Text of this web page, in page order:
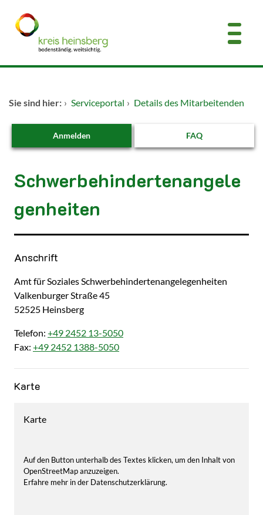
Zum Hauptinhalt springen
Dienstleistungen A-Z
Kontakt
Sie sind hier: › Serviceportal › Details des Mitarbeitenden
FAQ
Anmelden
Schwerbehindertenangele
genheiten
Anschrift
Amt für SozialesSchwerbehindertenangelegenheiten
Valkenburger Straße45
52525 Heinsberg
Telefon: +49 2452 13-5050
Fax: +49 2452 1388-5050
Karte
Karte
Auf den Button unterhalb des Textes klicken, um den Inhalt von
OpenStreetMap anzuzeigen.
Erfahre mehr in der Datenschutzerklärung.